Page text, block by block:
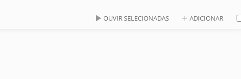
OUVIR SELECIONADAS ADICIONAR